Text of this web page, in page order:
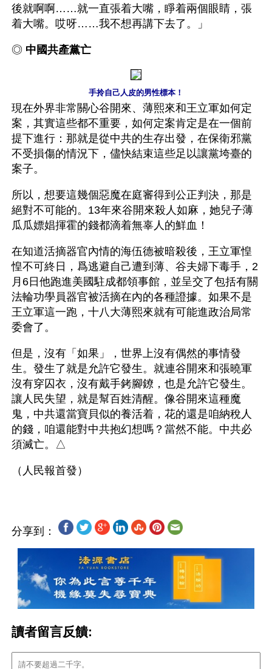
後就啊啊……就一直張着大嘴，睜着兩個眼睛，張
着大嘴。哎呀……我不想再講下去了。」
◎ 中國共產黨亡
手拎自己人皮的男性標本！
現在外界非常關心谷開來、薄熙來和王立軍如何定
案，其實這些都不重要，如何定案肯定是在一個前
提下進行：那就是從中共的生存出發，在保衛邪黨
不受損傷的情況下，儘快結束這些足以讓黨垮臺的
案子。
所以，想要這幾個惡魔在庭審得到公正判決，那是
絕對不可能的。13年來谷開來殺人如麻，她兒子薄
瓜瓜嫖娼揮霍的錢都滴着無辜人的鮮血！
在知道活摘器官內情的海伍德被暗殺後，王立軍惶
惶不可終日，爲逃避自己遭到薄、谷夫婦下毒手，2
月6日他跑進美國駐成都領事館，並呈交了包括有關
法輪功學員器官被活摘在內的各種證據。如果不是
王立軍這一跑，十八大薄熙來就有可能進政治局常
委會了。
但是，沒有「如果」，世界上沒有偶然的事情發
生。發生了就是允許它發生。就連谷開來和張曉軍
沒有穿囚衣，沒有戴手銬腳鐐，也是允許它發生。
讓人民失望，就是幫百姓清醒。像谷開來這種魔
鬼，中共還當寶貝似的養活着，花的還是咱納稅人
的錢，咱還能對中共抱幻想嗎？當然不能。中共必
須滅亡。△
分享到：
讀者留言反饋: